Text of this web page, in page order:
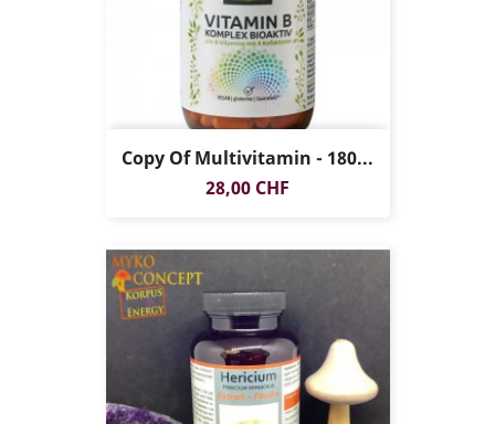
Copy Of Multivitamin - 180...
Preis
28,00 CHF